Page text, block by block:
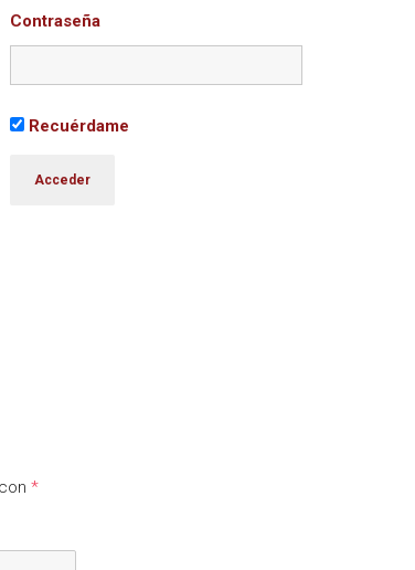
Contraseña
Recuérdame
*